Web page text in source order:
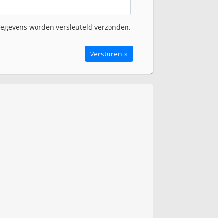
worden versleuteld verzonden.
Versturen »